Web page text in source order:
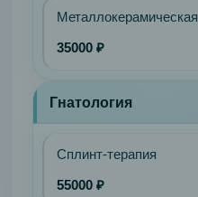
Металлокерамическая
35000 ₽
Гнатология
Сплинт-терапия
55000 ₽